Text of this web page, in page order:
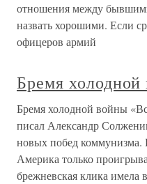
отношения между
назвать хорошими. Если
офицеров армий
Бремя
Бремя холодной войны
писал Александр
новых побед коммунизма.
Америка только
брежневская клика имела